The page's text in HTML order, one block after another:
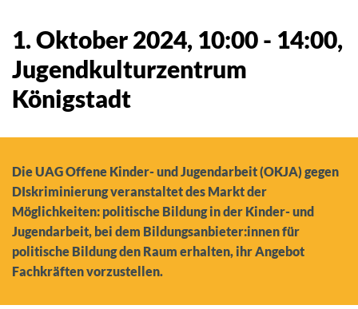
1. Oktober 2024, 10:00- 14:00,
Jugendkulturzentrum
Königstadt
Die UAG Offene Kinder- und Jugendarbeit (OKJA) gegen
DIskriminierung veranstaltet des Markt der
Möglichkeiten: politische Bildung in der Kinder- und
Jugendarbeit, bei dem Bildungsanbieter:innen für
politische Bildung den Raum erhalten, ihr Angebot
Fachkräften vorzustellen.